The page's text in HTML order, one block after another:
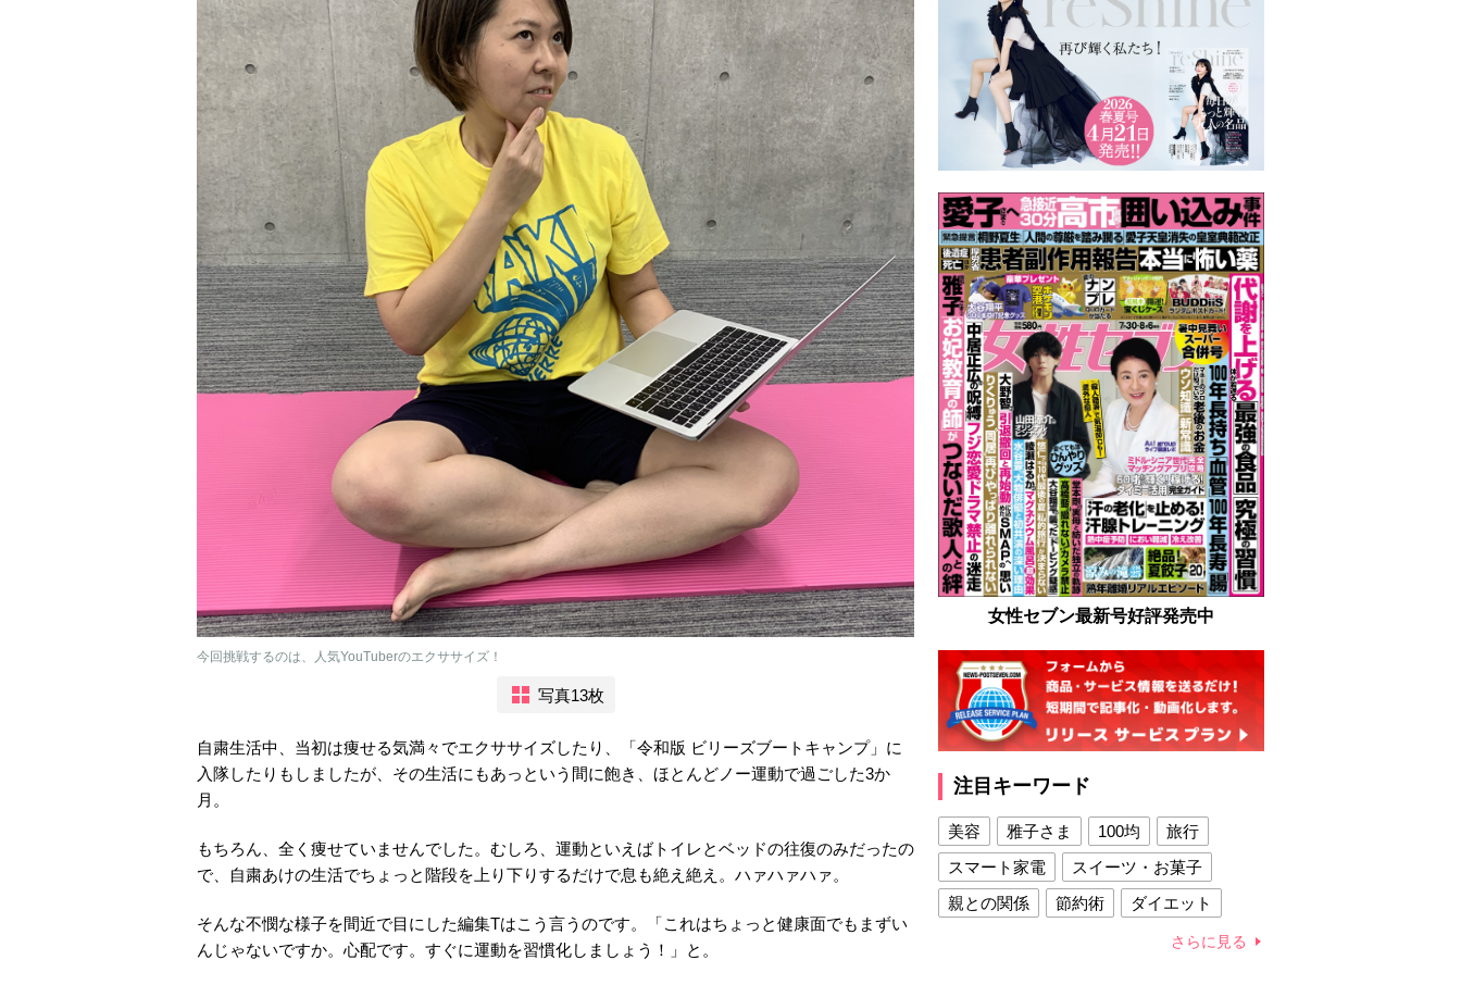
今回挑戦するのは、人気YouTuberのエクササイズ！
写真13枚
自粛生活中、当初は痩せる気満々でエクササイズしたり、「令和版 ビリーズブートキャンプ」に
入隊したりもしましたが、その生活にもあっという間に飽き、ほとんどノー運動で過ごした3か
月。
もちろん、全く痩せていませんでした。むしろ、運動といえばトイレとベッドの往復のみだったの
で、自粛あけの生活でちょっと階段を上り下りするだけで息も絶え絶え。ハァハァハァ。
そんな不憫な様子を間近で目にした編集Tはこう言うのです。「これはちょっと健康面でもまずい
んじゃないですか。心配です。すぐに運動を習慣化しましょう！」と。
女性セブン最新号好評発売中
注目キーワード
美容 雅子さま 100均
旅行
スマート家電
スイーツ・お菓子
親との関係
節約術
ダイエット
さらに見る